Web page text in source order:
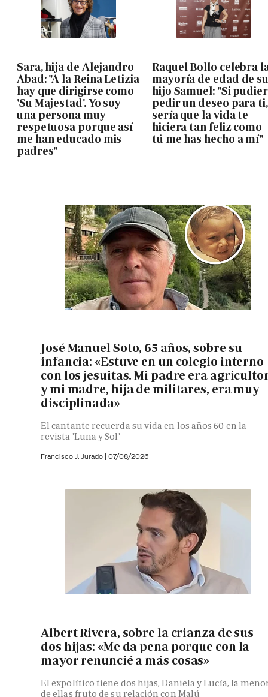
Sara, hija de Alejandro
Abad: "A la Reina Letizia
hay que dirigirse como
'Su Majestad'. Yo soy
una persona muy
respetuosa porque así
me han educado mis
padres"
Raquel Bollo celebra
mayoría de edad de
hijo Samuel: "Si
pedir un deseo para ti,
sería que la vida te
hiciera tan feliz como
tú me has hecho a mí"
José Manuel Soto, 65 años, sobre su
infancia: «Estuve en un colegio interno
con los jesuitas. Mi padre era
y mi madre, hija de militares, era muy
disciplinada»
El cantante recuerda su vida en los años 60 en la
revista 'Luna y Sol'
Francisco J. Jurado | 07/08/2026
Albert Rivera, sobre la crianza de sus
dos hijas: «Me da pena porque con la
mayor renuncié a más cosas»
El expolítico tiene dos hijas, Daniela y Lucía, la
de ellas fruto de su relación con Malú